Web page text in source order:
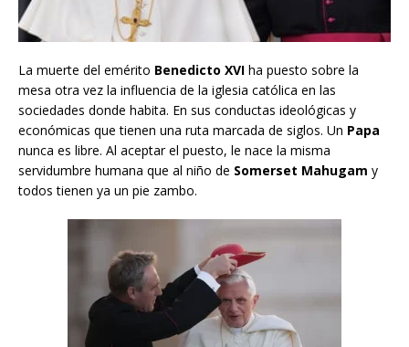
La muerte del emérito Benedicto XVI ha puesto sobre la
mesa otra vez la influencia de la iglesia católica en las
sociedades donde habita. En sus conductas ideológicas y
económicas que tienen una ruta marcada de siglos. Un Papa
nunca es libre. Al aceptar el puesto, le nace la misma
servidumbre humana que al niño de Somerset Mahugam y
todos tienen ya un pie zambo.